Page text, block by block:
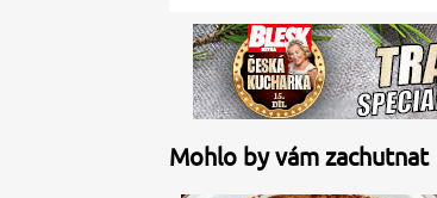
Mohlo by vám zachutnat